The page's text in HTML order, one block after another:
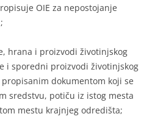
OIE za nepostojanje
hrana i proizvodi životinjskog
i sporedni proizvodi životinjskog
dokumentom koji se
sredstvu, potiču iz istog mesta
mestu krajnjeg odredišta;